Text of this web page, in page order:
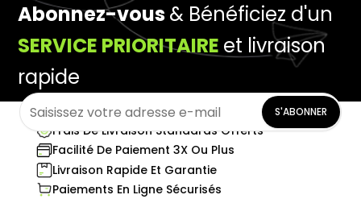
Abonnez-vous& Bénéficiez d'un
SERVICE PRIORITAIRE et livraison
rapide
S'ABONNER
Frais De Livraison Standards Offerts
Facilité De Paiement 3X Ou Plus
Livraison Rapide Et Garantie
Paiements En Ligne Sécurisés